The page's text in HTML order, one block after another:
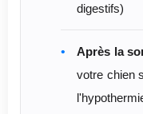
digestifs)
Après la
votre chien